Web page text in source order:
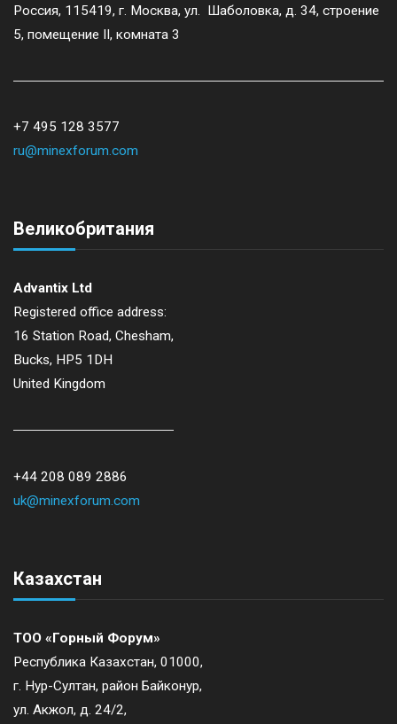
g
a
t
i
n
Россия, 115419, г. Москва, ул. Шаболовка, д. 34, строение
5, помещение II, комната 3
+7 495 128 3577
ru@minexforum.com
Великобритания
Advantix Ltd
Registered office address:
16 Station Road, Chesham,
Bucks, HP5 1DH
United Kingdom
+44 208 089 2886
uk@minexforum.com
Казахстан
ТОО «Горный Форум»
Республика Казахстан, 01000,
г. Нур-Султан, район Байконур,
ул. Акжол, д. 24/2,